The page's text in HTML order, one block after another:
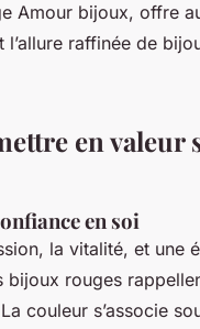
Amour bijoux, offre
raffinée de
en valeur
en soi
la vitalité, et une
bijoux rouges
couleur s’associe